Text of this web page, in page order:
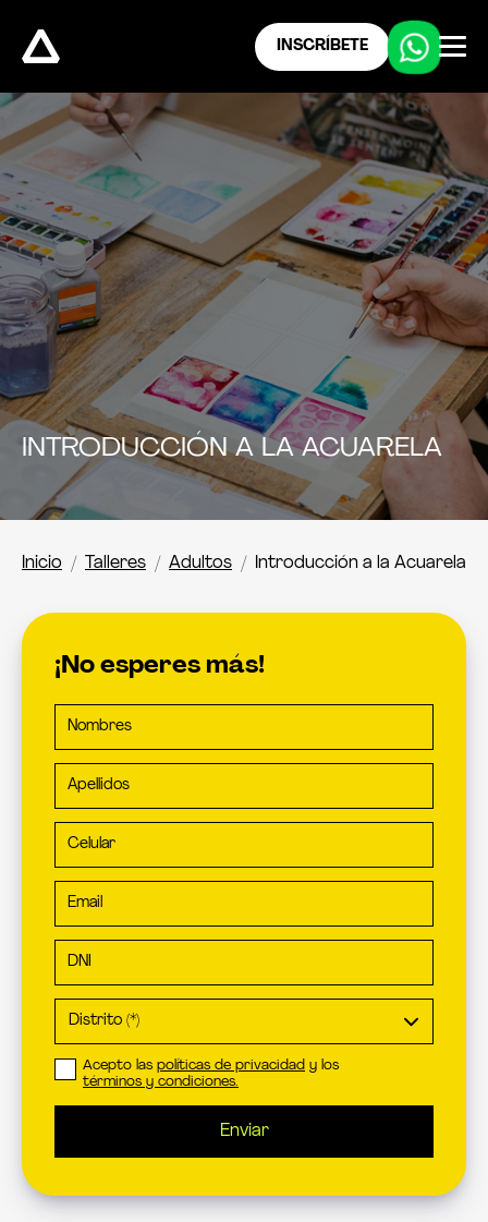
INSCRÍBETE
INTRODUCCIÓN A LA ACUARELA
Inicio Talleres Adultos Introducción a la Acuarela
¡No esperes más!
Nombres
Apellidos
Celular
Email
DNI
Acepto las políticas de privacidad y los
términos y condiciones.
Enviar